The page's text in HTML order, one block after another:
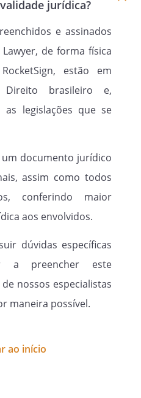
jurídica?
e assinados
de forma física
estão em
brasileiro e,
as legislações que se
documento jurídico
assim como todos
conferindo maior
aos envolvidos.
dúvidas específicas
a preencher este
nossos especialistas
maneira possível.
ao início